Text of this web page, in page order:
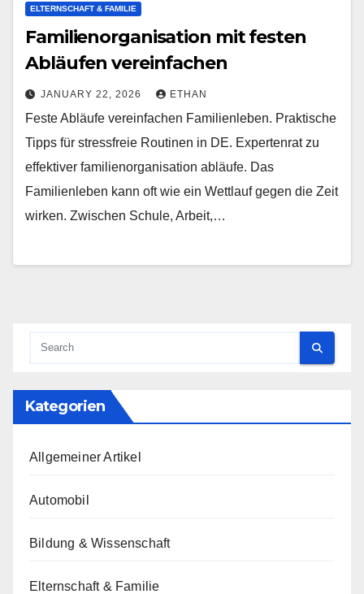
ELTERNSCHAFT & FAMILIE
Familienorganisation mit festen
Abläufen vereinfachen
JANUARY 22, 2026 ETHAN
Feste Abläufe vereinfachen Familienleben. Praktische
Tipps für stressfreie Routinen in DE. Expertenrat zu
effektiver familienorganisation abläufe. Das
Familienleben kann oft wie ein Wettlauf gegen die Zeit
wirken. Zwischen Schule, Arbeit,…
Kategorien
Allgemeiner Artikel
Automobil
Bildung & Wissenschaft
Elternschaft & Familie